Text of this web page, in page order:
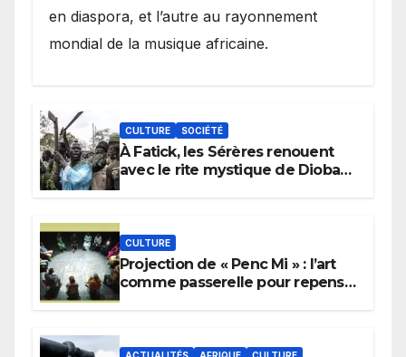
en diaspora, et l’autre au rayonnement
mondial de la musique africaine.
CULTURE SOCIÉTÉ
À Fatick, les Sérères renouent
avec le rite mystique de Diobaye
CULTURE
Projection de « Penc Mi » : l’art
comme passerelle pour repenser